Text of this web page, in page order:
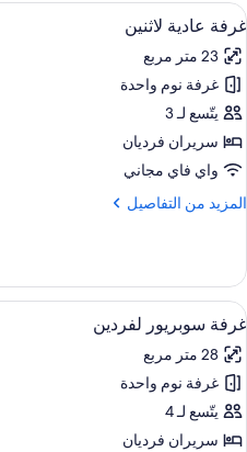
استعراض
جميع
صور
غرفة
عادية
لاثنين
9
غرفة عادية لاثنين
23 متر مربع
غرفة نوم واحدة
يتّسع لـ 3
سريران فرديان
واي فاي مجاني
المزيد من التفاصيل
المزيد
غرفة
عادية
لاثنين
استعراض
جميع
صور
غرفة
سوبريور
لفردين
9
غرفة سوبريور لفردين
28 متر مربع
غرفة نوم واحدة
يتّسع لـ 4
سريران فرديان